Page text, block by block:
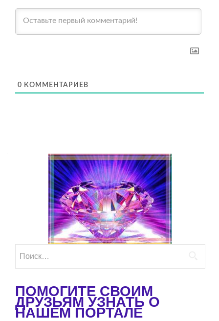
0 КОММЕНТАРИЕВ
ПОМОГИТЕ СВОИМ
ДРУЗЬЯМ УЗНАТЬ О
НАШЕМ ПОРТАЛЕ